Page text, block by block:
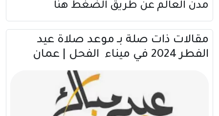
مدن العالم عن طريق الضغط هنا
مقالات ذات صلة بــ موعد صلاة عيد
الفطر 2024 في ميناء الفحل | عمان